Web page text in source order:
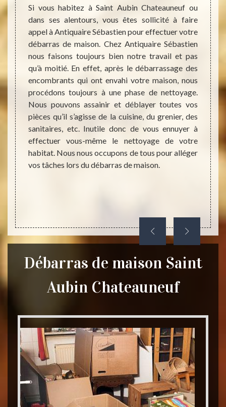
et
à
Dans
de
plus
de
la
de
Si vous habitez à Saint Aubin Chateauneuf ou
dans ses alentours, vous êtes sollicité à faire
appel à Antiquaire Sébastien pour effectuer votre
débarras de maison. Chez Antiquaire Sébastien
nous faisons toujours bien notre travail et pas
qu’à moitié. En effet, après le débarrassage des
encombrants qui ont envahi votre maison, nous
procédons toujours à une phase de nettoyage.
Nous pouvons assainir et déblayer toutes vos
pièces qu’il s’agisse de la cuisine, du grenier, des
sanitaires, etc. Inutile donc de vous ennuyer à
effectuer vous-même le nettoyage de votre
habitat. Nous nous occupons de tous pour alléger
vos tâches lors du débarras de maison.
plein
ce
pour
sain.
Débarras de maison Saint
Aubin Chateauneuf